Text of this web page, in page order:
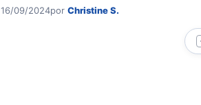
16/09/2024por Christine S.